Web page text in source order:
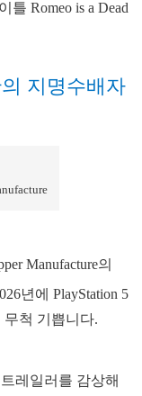
지명수배자
Manufacture의
년에 PlayStation 5
무척 기쁩니다.
레일러를 감상해